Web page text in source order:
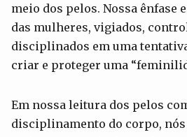
meio dos pelos. Nossa ênfase
das mulheres, vigiados,
disciplinados em uma
criar e proteger uma
Em nossa leitura dos pelos
disciplinamento do corpo, nós